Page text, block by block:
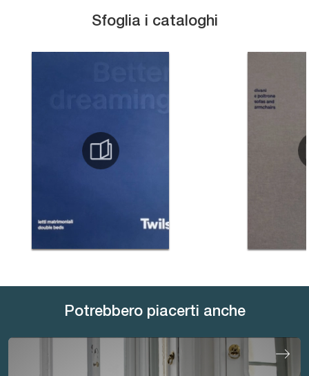
Sfoglia i cataloghi
Potrebbero piacerti anche